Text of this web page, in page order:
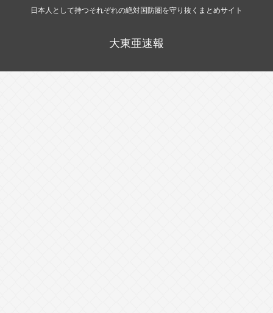
日本人として持つそれぞれの絶対国防圏を守り抜くまとめサイト
大東亜速報